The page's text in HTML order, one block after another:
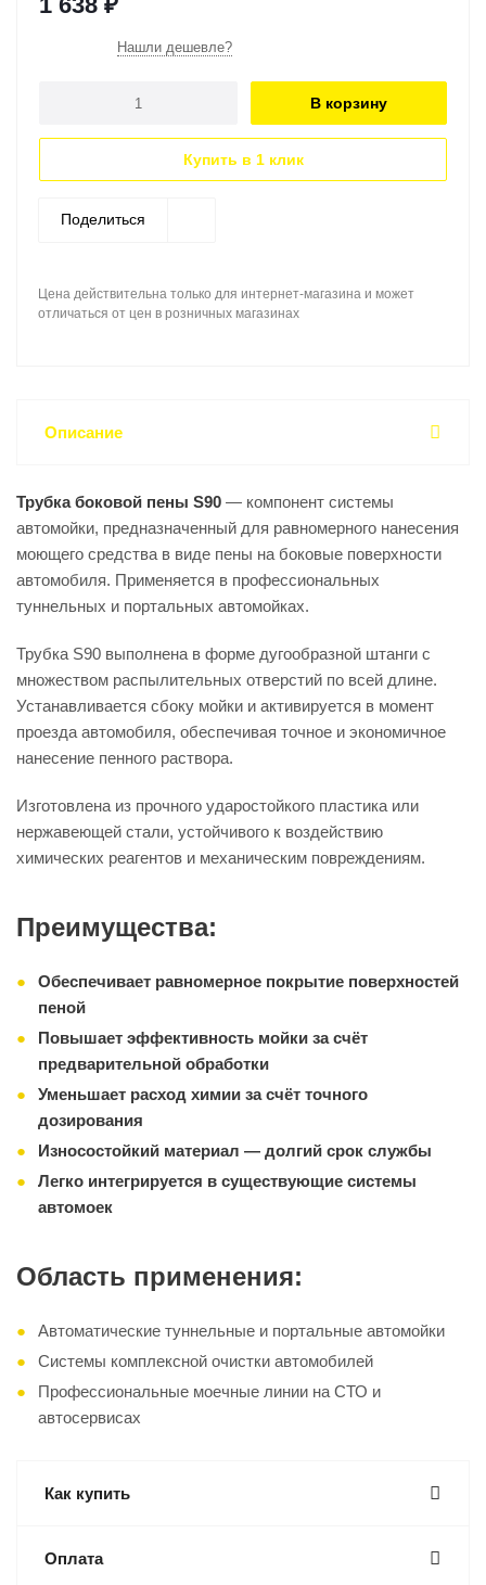
Нашли дешевле?
В корзину
Купить в 1 клик
Поделиться
Цена действительна только для интернет-магазина и может
отличаться от цен в розничных магазинах
Описание
Трубка боковой пены S90 — компонент системы
автомойки, предназначенный для равномерного нанесения
моющего средства в виде пены на боковые поверхности
автомобиля. Применяется в профессиональных
туннельных и портальных автомойках.
Трубка S90 выполнена в форме дугообразной штанги с
множеством распылительных отверстий по всей длине.
Устанавливается сбоку мойки и активируется в момент
проезда автомобиля, обеспечивая точное и экономичное
нанесение пенного раствора.
Изготовлена из прочного ударостойкого пластика или
нержавеющей стали, устойчивого к воздействию
химических реагентов и механическим повреждениям.
Преимущества:
Обеспечивает равномерное покрытие поверхностей
пеной
Повышает эффективность мойки за счёт
предварительной обработки
Уменьшает расход химии за счёт точного
дозирования
Износостойкий материал — долгий срок службы
Легко интегрируется в существующие системы
автомоек
Область применения:
Автоматические туннельные и портальные автомойки
Системы комплексной очистки автомобилей
Профессиональные моечные линии на СТО и
автосервисах
Как купить
Оплата